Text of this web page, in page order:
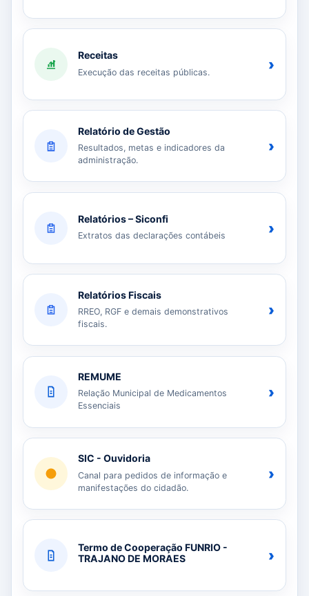
Receitas
Execução das receitas públicas. ›
Relatório de Gestão
Resultados, metas e indicadores da
administração.
›
Relatórios – Siconfi
Extratos das declarações contábeis ›
Relatórios Fiscais
RREO, RGF e demais demonstrativos
fiscais.
›
REMUME
Relação Municipal de Medicamentos
Essenciais
›
SIC - Ouvidoria
Canal para pedidos de informação e
manifestações do cidadão.
›
Termo de Cooperação FUNRIO -
TRAJANO DE MORAES
›